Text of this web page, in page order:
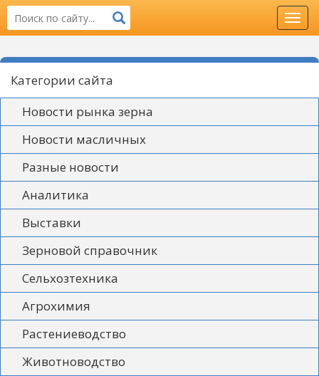
Категории сайта
Новости рынка зерна
Новости масличных
Разные новости
Аналитика
Выставки
Зерновой справочник
Сельхозтехника
Агрохимия
Растениеводство
Животноводство